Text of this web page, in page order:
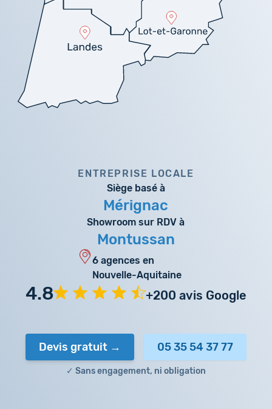
ENTREPRISE LOCALE
Siège basé à
Mérignac
Showroom sur RDV à
Montussan
6 agences en
Nouvelle-Aquitaine
4.8 +200 avis Google
Devis gratuit 05 35 54 37 77
✓ Sans engagement, ni obligation